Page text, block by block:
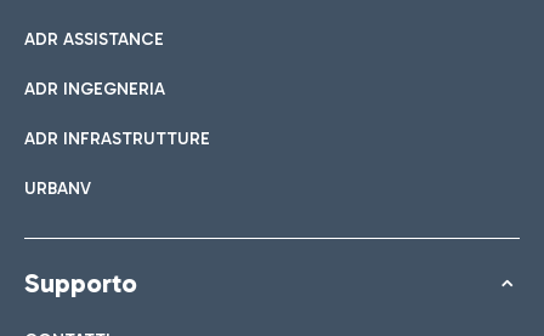
ADR ASSISTANCE
ADR INGEGNERIA
ADR INFRASTRUTTURE
URBANV
Supporto